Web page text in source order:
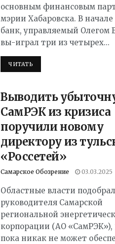
основным финансовым
мэрии Хабаровска. В начале
банк, управляемый Олегом
вы-играл три из четырех...
ЧИТАТЬ
Выводить
СамРЭК из кризиса
поручили новому
директору из
«Россетей»
Самарское Обозрение 03.03.2025
Областные власти
руководителя Самарской
региональной
корпорации (АО «СамРЭК»),
пока никак не может